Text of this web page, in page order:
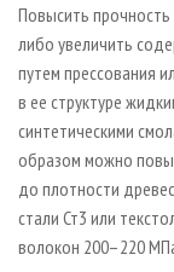
Повысить
либо увеличить
путем прессования
в ее структуре
синтетическими
образом можно
до плотности
стали Ст3 или
волокон 200–220